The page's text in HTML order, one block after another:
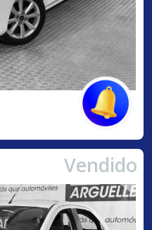
Vendido